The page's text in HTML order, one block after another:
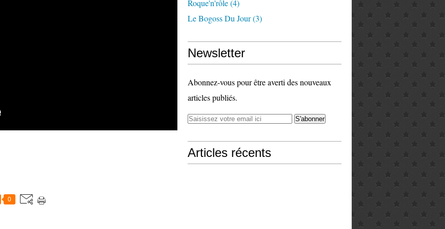
0
Roque'n'rôle(4)
Le Bogoss Du Jour(3)
Newsletter
Abonnez-vous pour être averti des nouveaux
articles publiés.
Articles récents